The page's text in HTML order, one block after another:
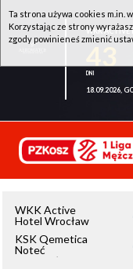
WKK ACTIVE
18.09.2026,
WKK Active
Hotel Wrocław
KSK Qemetica
Noteć
Inowrocław
Ta strona używa cookies m.in.
Korzystając ze strony
zgody powinieneś zmienić